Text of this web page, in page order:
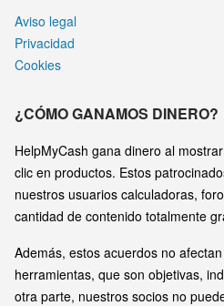
Aviso legal
Privacidad
Cookies
¿CÓMO GANAMOS DINERO?
HelpMyCash gana dinero al
clic en productos. Estos
nuestros usuarios calculadoras,
cantidad de contenido totalmente
Además, estos acuerdos no
herramientas, que son objetivas,
otra parte, nuestros socios no